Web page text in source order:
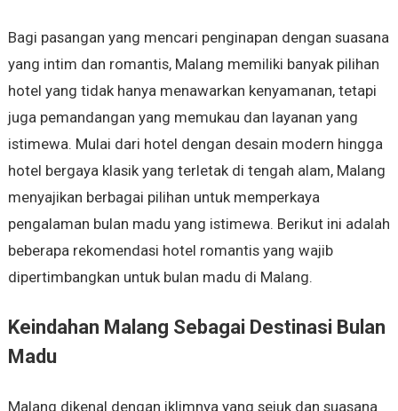
Bagi pasangan yang mencari penginapan dengan suasana
yang intim dan romantis, Malang memiliki banyak pilihan
hotel yang tidak hanya menawarkan kenyamanan, tetapi
juga pemandangan yang memukau dan layanan yang
istimewa. Mulai dari hotel dengan desain modern hingga
hotel bergaya klasik yang terletak di tengah alam, Malang
menyajikan berbagai pilihan untuk memperkaya
pengalaman bulan madu yang istimewa. Berikut ini adalah
beberapa rekomendasi hotel romantis yang wajib
dipertimbangkan untuk bulan madu di Malang.
Keindahan Malang Sebagai Destinasi Bulan
Madu
Malang dikenal dengan iklimnya yang sejuk dan suasana